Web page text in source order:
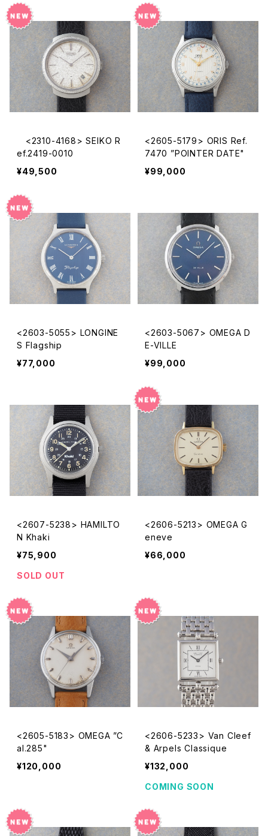
<2310-4168> SEIKO R
ef.2419-0010
¥49,500
<2605-5179> ORIS Ref.
7470 ”POINTER DATE"
¥99,000
<2603-5055> LONGINE
S Flagship
¥77,000
<2603-5067> OMEGA D
E-VILLE
¥99,000
<2607-5238> HAMILTO
N Khaki
¥75,900
SOLD OUT
<2606-5213> OMEGA G
eneve
¥66,000
<2605-5183> OMEGA ”C
al.285"
¥120,000
<2606-5233> Van Cleef
& Arpels Classique
¥132,000
COMING SOON